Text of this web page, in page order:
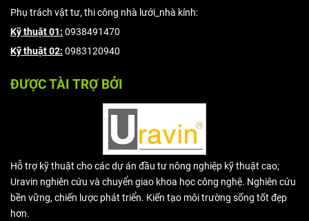
Phụ trách vật tư, thi công nhà lưới_nhà kính:
Kỹ thuật 01: 0938491470
Kỹ thuật 02: 0983120940
ĐƯỢC TÀI TRỢ BỞI
Hỗ trợ kỹ thuật cho các dự án đầu tư nông nghiệp kỹ thuật cao;
Uravin nghiên cứu và chuyển giao khoa học công nghệ. Nghiên cứu
bền vững, chiến lược phát triển. Kiến tạo môi trường sống tốt đẹp
hơn.